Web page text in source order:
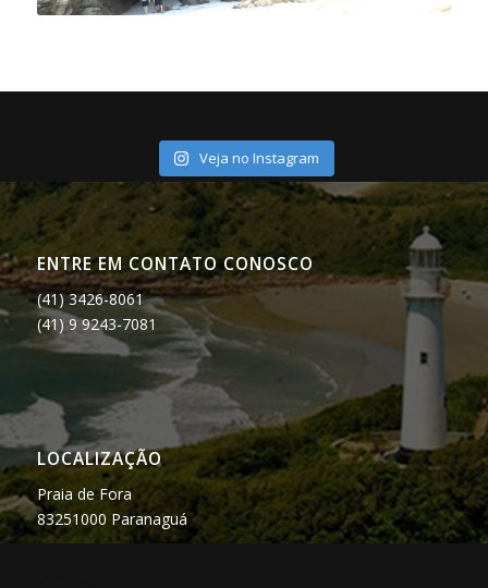
Veja no Instagram
ENTRE EM CONTATO CONOSCO
(41) 3426-8061
(41) 9 9243-7081
LOCALIZAÇÃO
Praia de Fora
83251000 Paranaguá